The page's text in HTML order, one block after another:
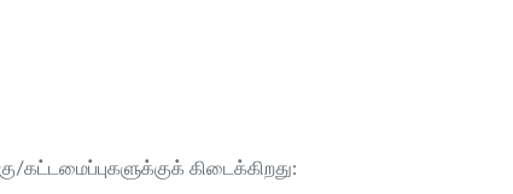
கட்டமைப்புகளுக்குக் கிடைக்கிறது: